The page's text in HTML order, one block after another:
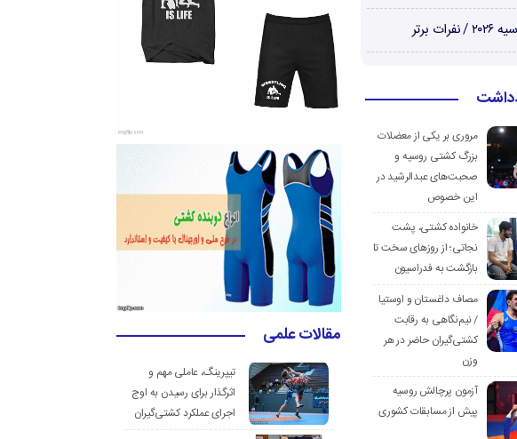
برتر
مروری بر یکی از معضلات
بزرگ کشتی روسیه و
صحبت‌های عبدالرشید در
این خصوص
خانواده کشتی، پشت
نجاتی؛ از روزهای سخت تا
بازگشت به فدراسیون
مصاف داغستان و اوستیا
/ نیم‌نگاهی به رقابت
کشتی‌گیران حاضر در هر
وزن
آزمون پرچالش روسیه
پیش از مسابقات کشوری
مقالات علمی
تیپرینگ، عاملی مهم و
اثرگذار برای رسیدن به اوج
اجرای عملکرد کشتی‌گیران